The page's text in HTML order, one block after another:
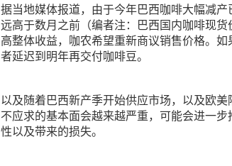
据当地媒体报道，由于今年巴西咖啡大幅减
远高于数月之前（编者注：巴西国内咖啡现
高整体收益，咖农希望重新商议销售价格。
者延迟到明年再交付咖啡豆。
以及随着巴西新产季开始供应市场，以及欧
不应求的基本面会越来越严重，可能会进一
性以及带来的损失。